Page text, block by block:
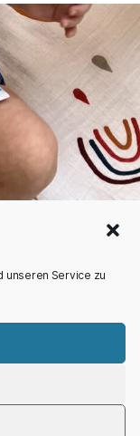
unseren Service zu